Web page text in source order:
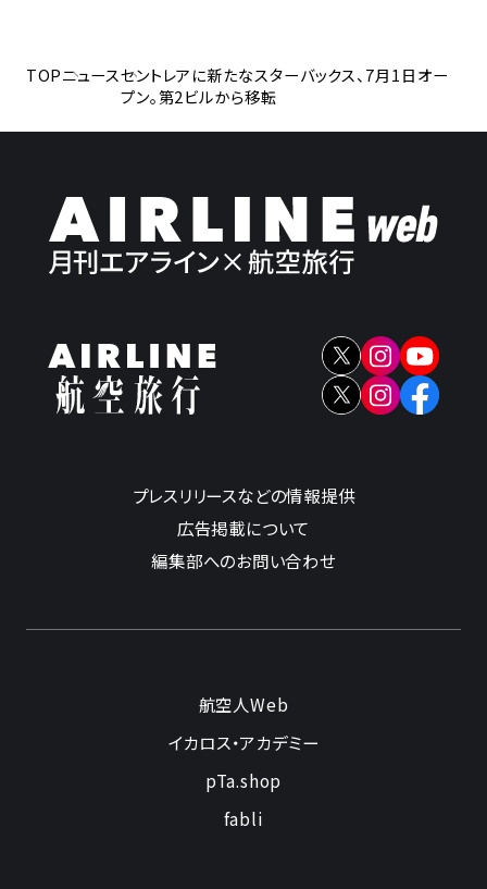
TOPニュースセントレアに新たなスターバックス、7月1日オー
プン。第2ビルから移転
プレスリリースなどの情報提供
広告掲載について
編集部へのお問い合わせ
航空人Web
イカロス・アカデミー
pTa.shop
fabli